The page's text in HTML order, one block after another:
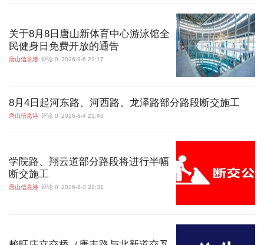
关于8月8日唐山新体育中心游泳馆全
民健身日免费开放的通告
唐山信息港 评论 0 2026-8-6 22:17
8月4日起河东路、河西路、龙泽路部分路段断交施工
唐山信息港 评论 0 2026-8-4 21:46
学院路、翔云道部分路段将进行半幅
断交施工
唐山信息港 评论 0 2026-8-3 22:31